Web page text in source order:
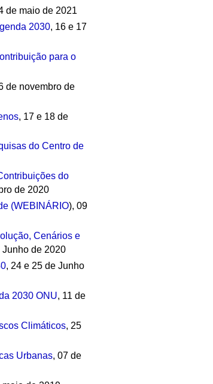
de maio de 2021
2030, 16 e 17
para o
de novembro de
, 17 e 18 de
do Centro de
do
de 2020
(WEBINÁRIO), 09
Cenários e
Junho de 2020
, 24 e 25 de Junho
2030 ONU, 11 de
Climáticos, 25
Urbanas, 07 de